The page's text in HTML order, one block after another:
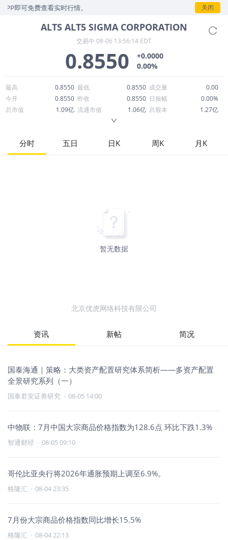
免费查看实时行情。 关闭
ALTS ALT5 SIGMA CORPORATION
交易中 08-06 13:56:14 EDT
0.8550
+0.0000
0.00%
最高 0.8550 最低 0.8550 成交量
0.00
今开
0.8550 昨收 0.8550 日振幅
0.00%
总市值
1.09亿 流通市值 1.06亿 总股本
1.27亿
52周最高
10.95 市盈率
-0.14
股息
分时 五日 日K 周K 月K
暂无数据
北京优虎网络科技有限公司
资讯 新帖 简况
国泰海通｜策略：大类资产配置研究体系简析——多资产配置
全景研究系列（一）
国泰君安证券研究 · 08-05 14:00
中物联：7月中国大宗商品价格指数为128.6点 环比下跌1.3%
智通财经 · 08-05 09:10
哥伦比亚央行将2026年通胀预期上调至6.9%。
格隆汇 · 08-04 23:35
7月份大宗商品价格指数同比增长15.5%
格隆汇 · 08-04 22:13